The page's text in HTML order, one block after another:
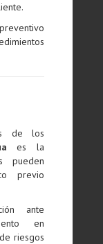
de los
es la
pueden
previo
ante
en
riesgos